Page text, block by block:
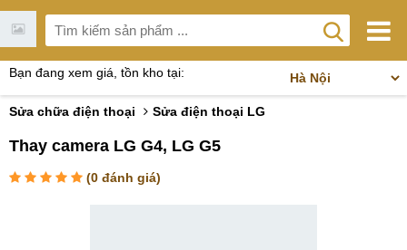
Bạn đang xem giá, tồn kho tại:
Sửa chữa điện thoại Sửa điện thoại LG
Thay camera LG G4, LG G5
(0 đánh giá)